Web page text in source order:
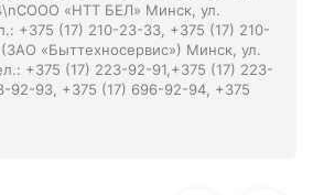
«НТТ БЕЛ» Минск, ул.
+375 (17) 210-23-33, +375 (17) 210-
«Быттехносервис») Минск, ул.
+375 (17) 223-92-91,+375 (17) 223-
92-93, +375 (17) 696-92-94, +375